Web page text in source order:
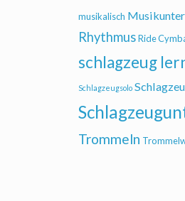
musikalisch
RhythmusRide
schlagzeug
Schlagzeugsolo
Trommeln